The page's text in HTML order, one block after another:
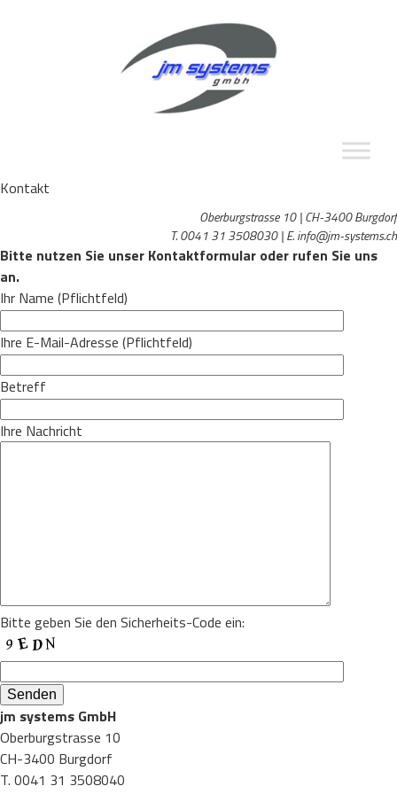
Kontakt
Oberburgstrasse 10 | CH-3400 Burgdorf
T. 0041 31 3508030 | E. info@jm-systems.ch
Bitte nutzen Sie unser Kontaktformular oder rufen Sie uns
an.
Ihr Name (Pflichtfeld)
Ihre E-Mail-Adresse (Pflichtfeld)
Betreff
Ihre Nachricht
Bitte geben Sie den Sicherheits-Code ein:
jm systems GmbH
Oberburgstrasse 10
CH-3400 Burgdorf
T. 0041 31 3508040